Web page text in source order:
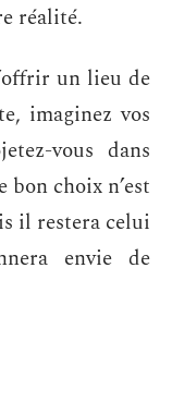
réalité.
un lieu de
imaginez vos
vous dans
bon choix n’est
il restera celui
envie de